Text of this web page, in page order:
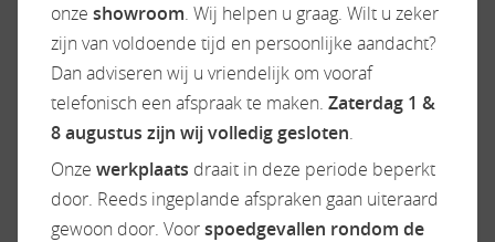
Kilometerstand 8 km
Inruilvoorstel
Verkoopprijs
€ 125.940,-
Rapido 696 FF
onze showroom. Wij helpen u graag. Wilt u zeker
zijn van voldoende tijd en persoonlijke aandacht?
Dan adviseren wij u vriendelijk om vooraf
telefonisch een afspraak te maken. Zaterdag 1 &
8 augustus zijn wij volledig gesloten.
Onze werkplaats draait in deze periode beperkt
door. Reeds ingeplande afspraken gaan uiteraard
gewoon door. Voorspoedgevallen rondom de